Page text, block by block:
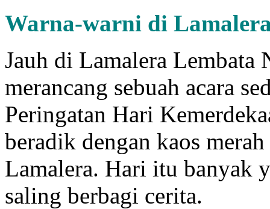
Warna-warni di
Jauh di Lamalera Lembata
merancang sebuah acara
Peringatan Hari
beradik dengan kaos
Lamalera. Hari itu banyak
saling berbagi cerita.